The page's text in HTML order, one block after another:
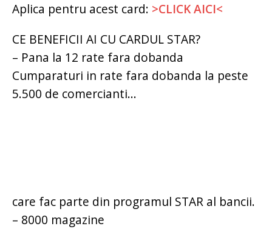
Aplica pentru acest card: >CLICK AICI<
CE BENEFICII AI CU CARDUL STAR?
– Pana la 12 rate fara dobanda
Cumparaturi in rate fara dobanda la peste
5.500 de comercianti...
care fac parte din programul STAR al bancii.
– 8000 magazine